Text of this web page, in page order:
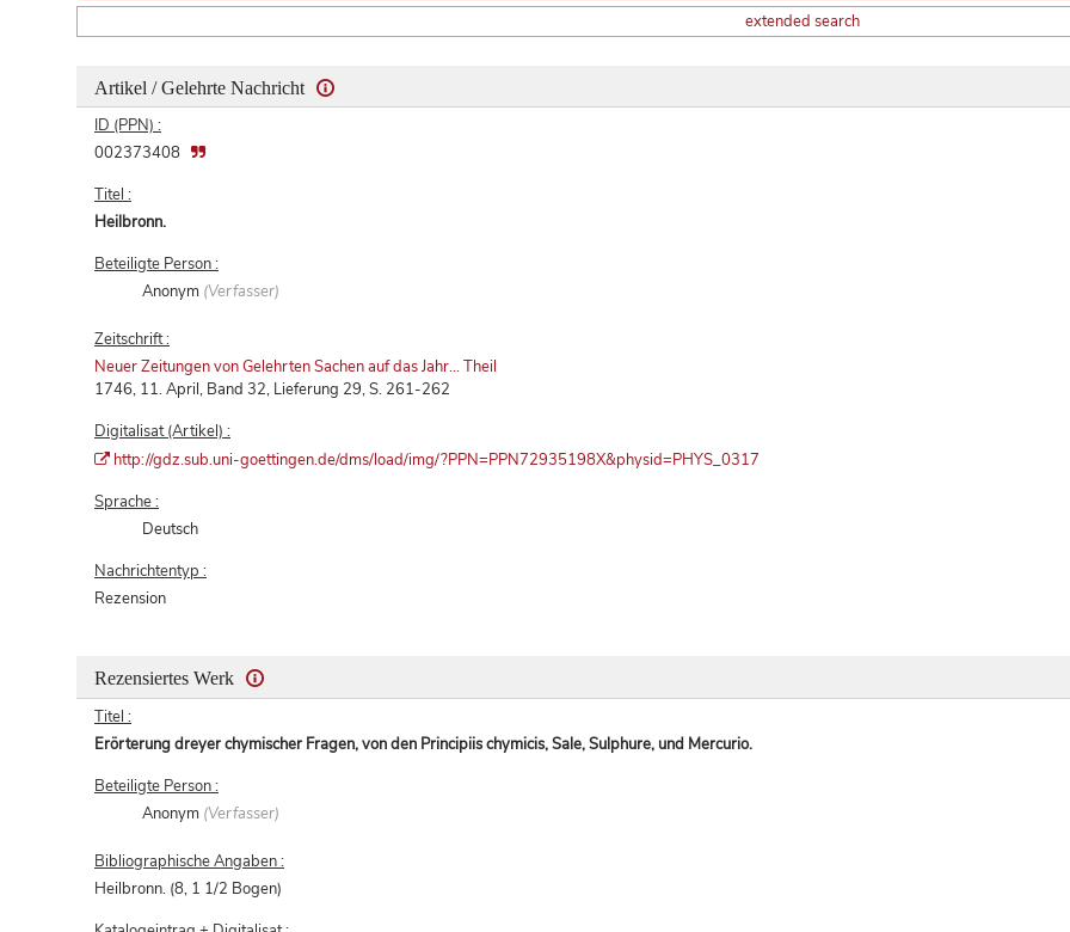
extended search
Artikel / Gelehrte Nachricht
ID (PPN) :
002373408
Titel :
Heilbronn.
Beteiligte Person :
Anonym (Verfasser)
Zeitschrift :
Neuer Zeitungen von Gelehrten Sachen auf das Jahr... Theil
1746, 11. April, Band 32, Lieferung 29, S. 261-262
Digitalisat (Artikel) :
http://gdz.sub.uni-goettingen.de/dms/load/img/?PPN=PPN72935198X&physid=PHYS_0317
Sprache :
Deutsch
Nachrichtentyp :
Rezension
Rezensiertes Werk
Titel :
Erörterung dreyer chymischer Fragen, von den Principiis chymicis, Sale, Sulphure, und Mercurio.
Beteiligte Person :
Anonym (Verfasser)
Bibliographische Angaben :
Heilbronn. (8, 1 1/2 Bogen)